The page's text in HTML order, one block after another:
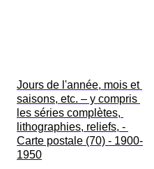
Jours de l'année, mois et
saisons, etc. – y compris
les séries complètes,
lithographies, reliefs, -
Carte postale (70) - 1900-
1950